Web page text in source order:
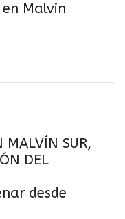
Malvin
MALVÍN SUR,
DEL
desde